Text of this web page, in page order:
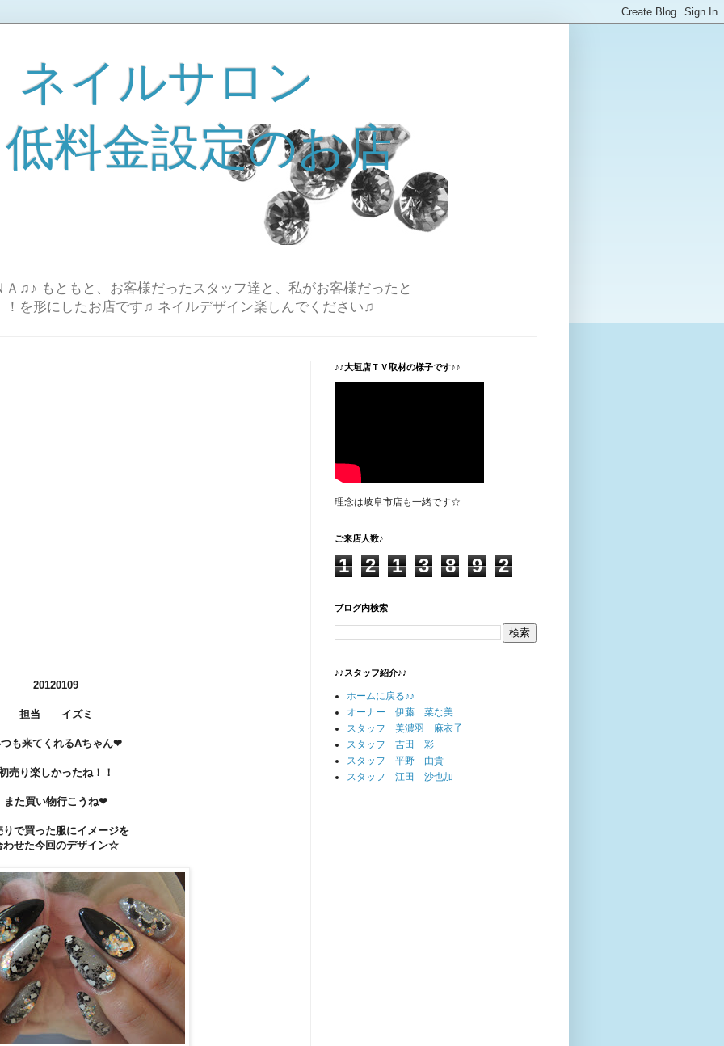
イルサロン
料金設定のお店
♫♪ もともと、お客様だったスタッフ達と、私がお客様だったと
！を形にしたお店です♫ ネイルデザイン楽しんでください♫
20120109
担当 イズミ
も来てくれるAちゃん❤
売り楽しかったね！！
また買い物行こうね❤
りで買った服にイメージを
わせた今回のデザイン☆
♪♪大垣店ＴＶ取材の様子です♪♪
理念は岐阜市店も一緒です☆
ご来店人数♪
1 2 1 3 8 9 2
ブログ内検索
♪♪スタッフ紹介♪♪
ホームに戻る♪♪
オーナー 伊藤 菜な美
スタッフ 美濃羽 麻衣子
スタッフ 吉田 彩
スタッフ 平野 由貴
スタッフ 江田 沙也加